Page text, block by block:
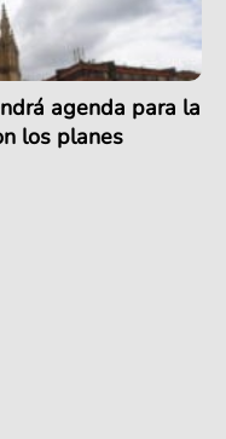
agenda para la
los planes